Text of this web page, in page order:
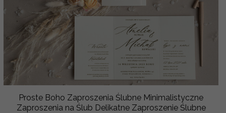
Proste Boho Zaproszenia Ślubne Minimalistyczne
Zaproszenia na Ślub Delikatne Zaproszenie Ślubne